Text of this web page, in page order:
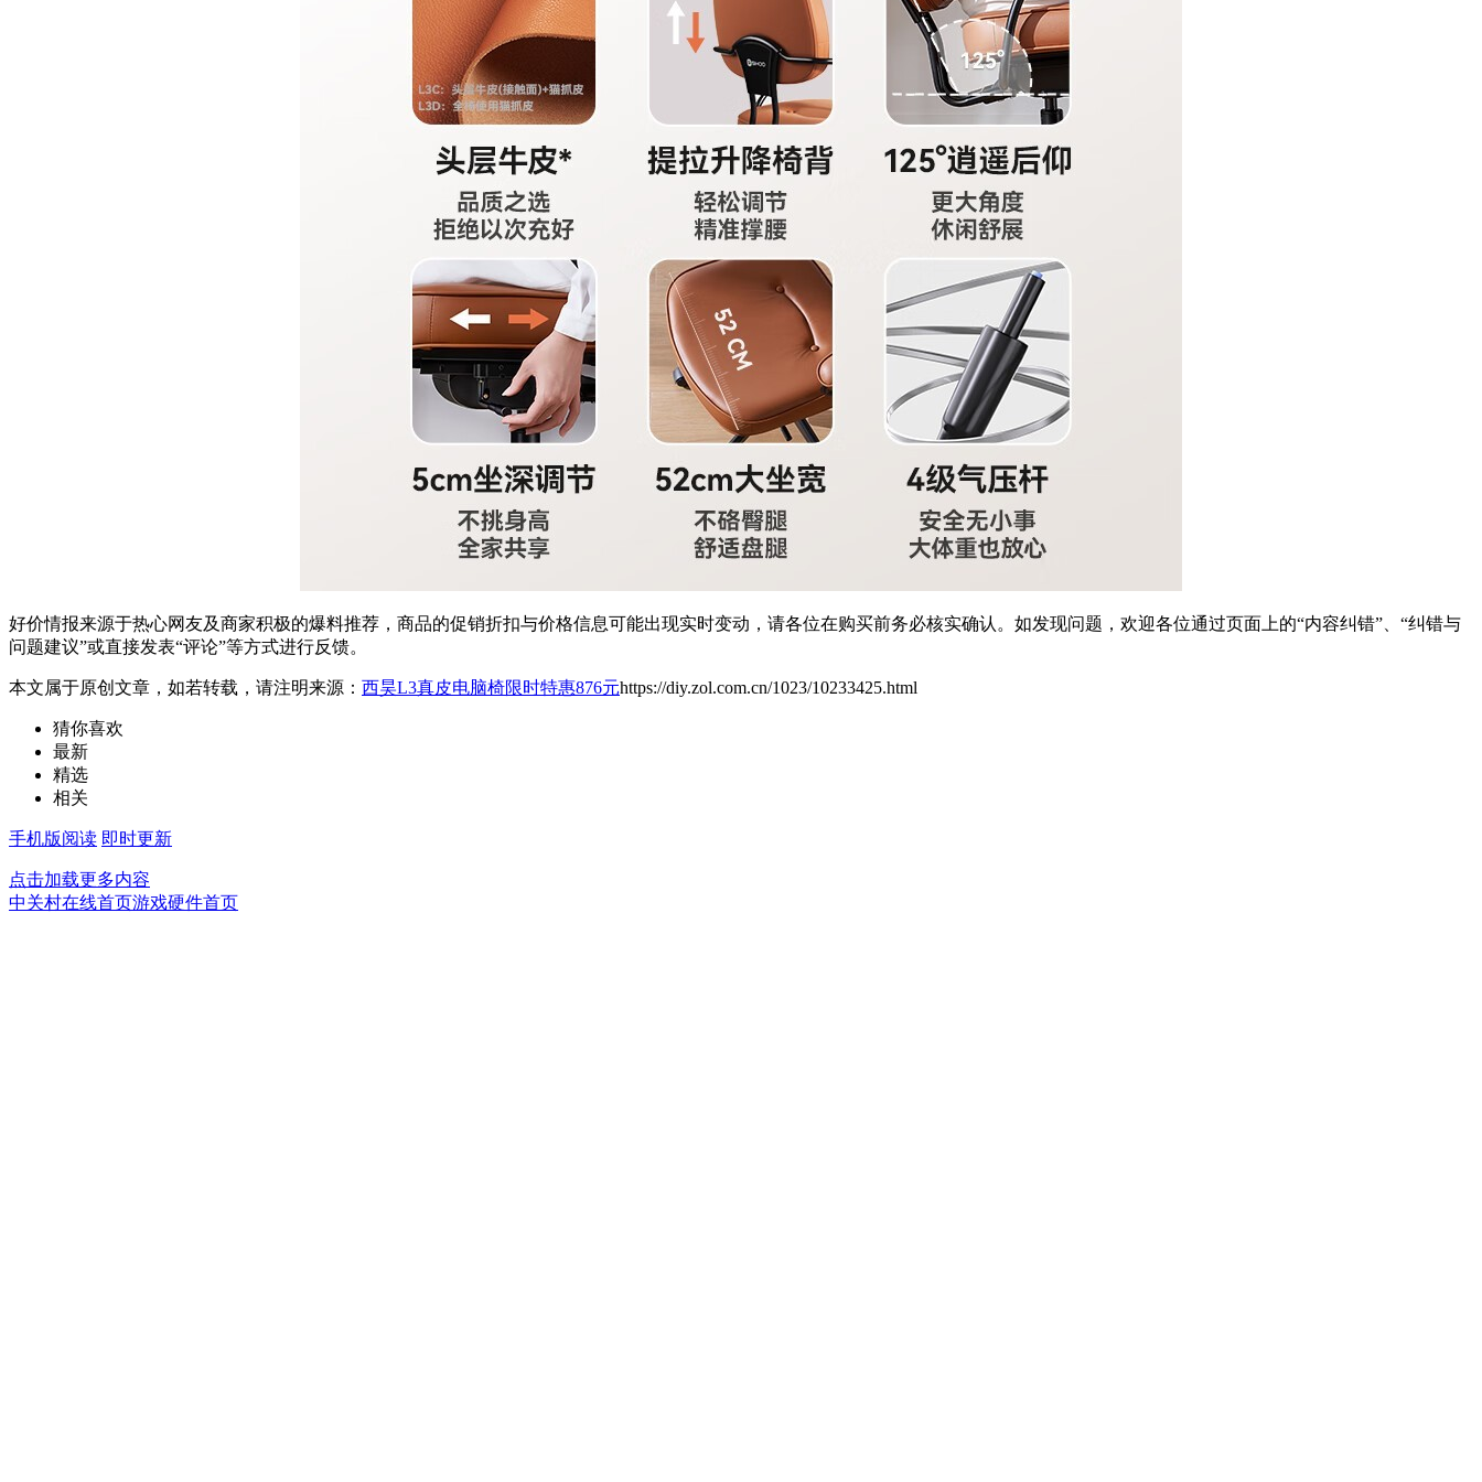
好价情报来源于热心网友及商家积极的爆料推荐，商品的促销折扣与价格信息可能出现实时变动，请各位在购买前务必核实确认。如发现问题，欢迎各位通过页面上的“内容纠错”、“纠错与
问题建议”或直接发表“评论”等方式进行反馈。
本文属于原创文章，如若转载，请注明来源： 西昊L3真皮电脑椅限时特惠876元https://diy.zol.com.cn/1023/10233425.html
猜你喜欢
最新
精选
相关
手机版阅读 即时更新
点击加载更多内容
中关村在线首页游戏硬件首页